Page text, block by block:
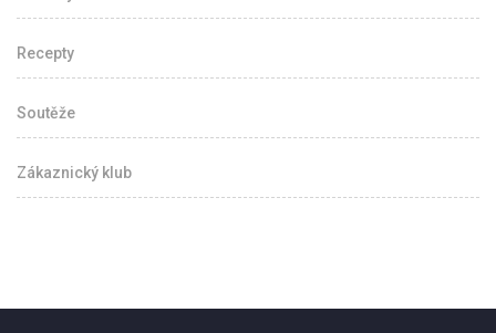
Recepty
Soutěže
Zákaznický klub